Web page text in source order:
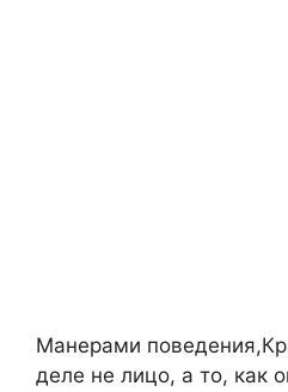
Манерами
деле не лицо, а то, как